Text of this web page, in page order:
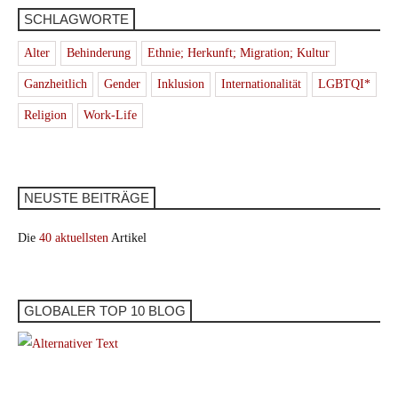
SCHLAGWORTE
Alter Behinderung Ethnie; Herkunft; Migration; Kultur
Ganzheitlich Gender Inklusion Internationalität LGBTQI*
Religion Work-Life
NEUSTE BEITRÄGE
Die 40 aktuellsten Artikel
GLOBALER TOP 10 BLOG